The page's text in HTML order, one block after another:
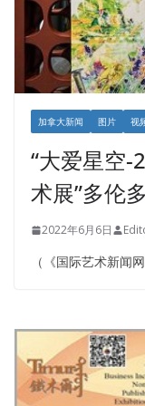
加拿大新闻 图片 视
“大爱星空-
术展”多伦
2022年6月6日
（《国际艺术新闻